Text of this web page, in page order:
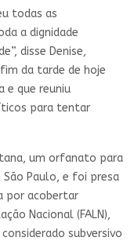
todas as
a dignidade
disse Denise,
da tarde de hoje
e que reuniu
para tentar
um orfanato para
Paulo, e foi presa
por acobertar
Nacional (FALN),
subversivo